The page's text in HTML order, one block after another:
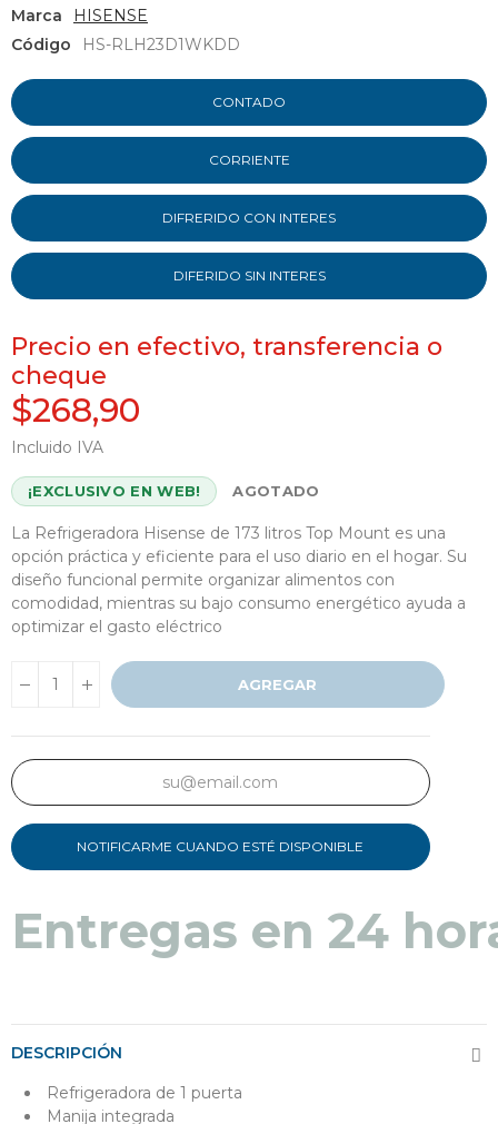
Marca
HISENSE
Código
HS-RLH23D1WKDD
CONTADO
CORRIENTE
DIFRERIDO CON INTERES
DIFERIDO SIN INTERES
Precio en efectivo, transferencia o
cheque
$268,90
Incluido IVA
¡EXCLUSIVO EN WEB! AGOTADO
La Refrigeradora Hisense de 173 litros Top Mount es una
opción práctica y eficiente para el uso diario en el hogar. Su
diseño funcional permite organizar alimentos con
comodidad, mientras su bajo consumo energético ayuda a
optimizar el gasto eléctrico
AGREGAR
NOTIFICARME CUANDO ESTÉ DISPONIBLE
Entregas en 24
DESCRIPCIÓN
Refrigeradora de 1 puerta
Manija integrada